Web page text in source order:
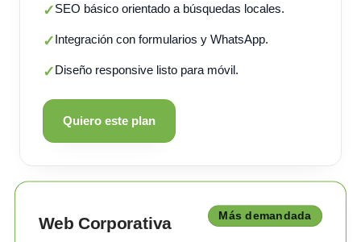
✓SEO básico orientado a búsquedas locales.
✓Integración con formularios y WhatsApp.
✓Diseño responsive listo para móvil.
Quiero este plan
Web Corporativa Más demandada